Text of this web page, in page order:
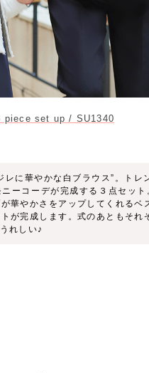
piece set up / SU1340
レに華やかな白ブラウス”。トレ
ーコーデが完成する３点セット
華やかさをアップしてくれるベ
が完成します。式のあともそれ
れしい♪